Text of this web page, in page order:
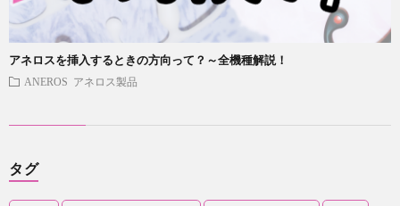
アネロスを挿入するときの方向って？～全機種解説！
ANEROS アネロス製品
タグ